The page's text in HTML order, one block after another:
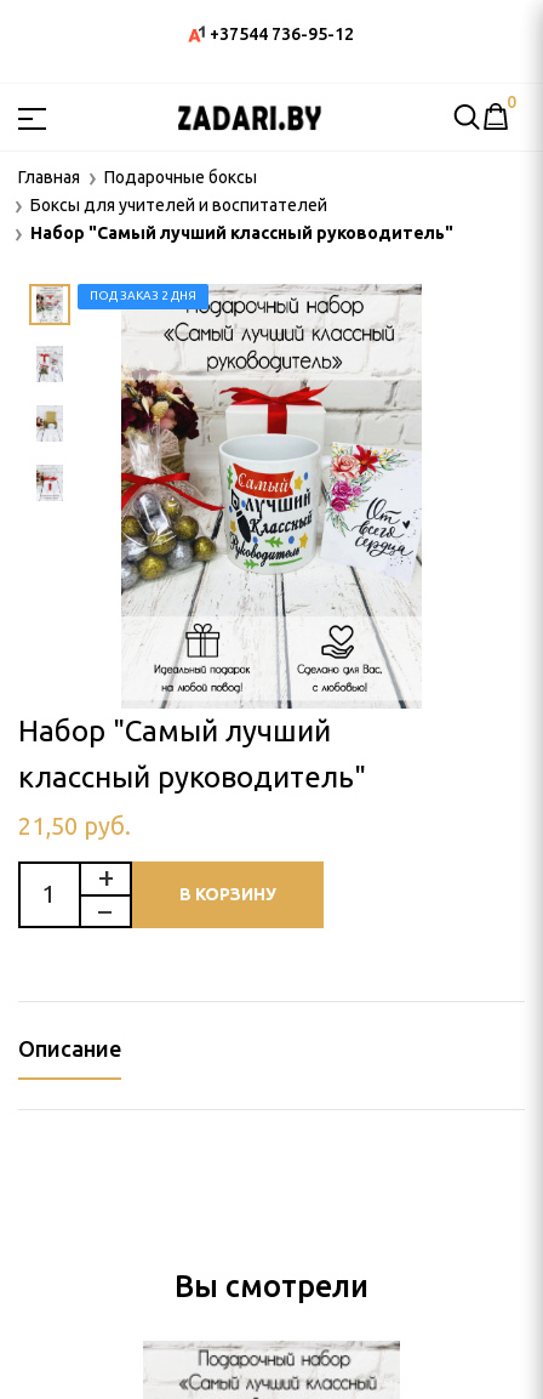
+37544 736-95-12
и воспитателей
бабушек
0
Главная
Подарочные боксы
Боксы для учителей и воспитателей
Набор "Самый лучший классный руководитель"
ПОД ЗАКАЗ 2 ДНЯ
Набор "Самый лучший
классный руководитель"
21,50 руб.
В КОРЗИНУ
Описание
Вы смотрели